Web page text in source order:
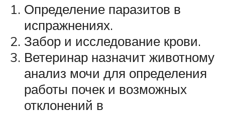
Определение паразитов в
испражнениях.
Забор и исследование крови.
Ветеринар назначит животному
анализ мочи для определения
работы почек и возможных
отклонений в